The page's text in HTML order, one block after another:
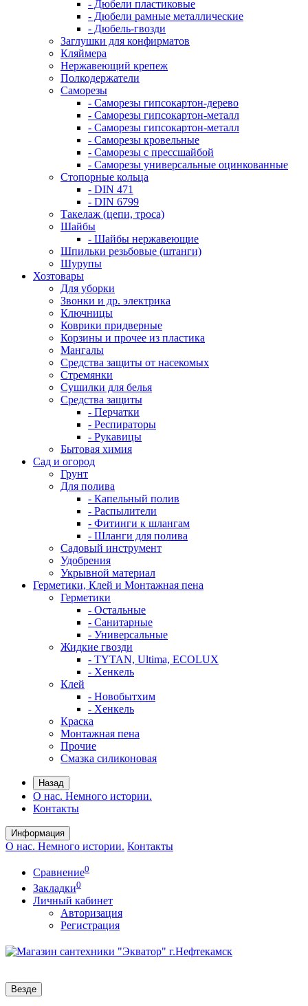
- Дюбели пластиковые
- Дюбели рамные металлические
- Дюбель-гвозди
Заглушки для конфирматов
Кляймера
Нержавеющий крепеж
Полкодержатели
Саморезы
- Саморезы гипсокартон-дерево
- Саморезы гипсокартон-металл
- Саморезы гипсокартон-металл
- Саморезы кровельные
- Саморезы с прессшайбой
- Саморезы универсальные оцинкованные
Стопорные кольца
- DIN 471
- DIN 6799
Такелаж (цепи, троса)
Шайбы
- Шайбы нержавеющие
Шпильки резьбовые (штанги)
Шурупы
Хозтовары
Для уборки
Звонки и др. электрика
Ключницы
Коврики придверные
Корзины и прочее из пластика
Мангалы
Средства защиты от насекомых
Стремянки
Сушилки для белья
Средства защиты
- Перчатки
- Респираторы
- Рукавицы
Бытовая химия
Сад и огород
Грунт
Для полива
- Капельный полив
- Распылители
- Фитинги к шлангам
- Шланги для полива
Садовый инструмент
Удобрения
Укрывной материал
Герметики, Клей и Монтажная пена
Герметики
- Остальные
- Санитарные
- Универсальные
Жидкие гвозди
- TYTAN, Ultima, ECOLUX
- Хенкель
Клей
- Новобытхим
- Хенкель
Краска
Монтажная пена
Прочие
Смазка силиконовая
Назад
О нас. Немного истории.
Контакты
Информация
О нас. Немного истории. Контакты
Сравнение0
Закладки0
Личный кабинет
Авторизация
Регистрация
Везде